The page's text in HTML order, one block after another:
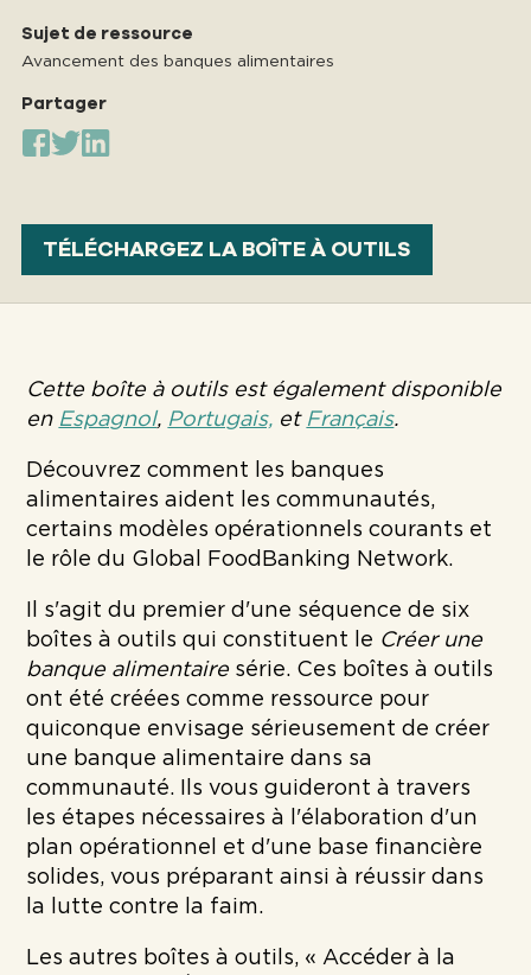
Sujet de ressource
Avancement des banques alimentaires
Partager
TÉLÉCHARGEZ LA BOÎTE À OUTILS
Cette boîte à outils est également disponible
en Espagnol, Portugais, et Français.
Découvrez comment les banques
alimentaires aident les communautés,
certains modèles opérationnels courants et
le rôle du Global FoodBanking Network.
Il s'agit du premier d'une séquence de six
boîtes à outils qui constituent le Créer une
banque alimentaire série. Ces boîtes à outils
ont été créées comme ressource pour
quiconque envisage sérieusement de créer
une banque alimentaire dans sa
communauté. Ils vous guideront à travers
les étapes nécessaires à l'élaboration d'un
plan opérationnel et d'une base financière
solides, vous préparant ainsi à réussir dans
la lutte contre la faim.
Les autres boîtes à outils, « Accéder à la